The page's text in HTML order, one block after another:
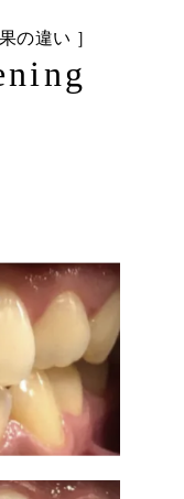
の違い ］